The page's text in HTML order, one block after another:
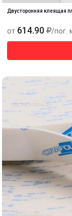
Двусторонняя клеящая
от 614.90 /пог.